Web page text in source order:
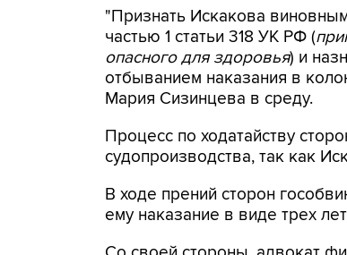
"Признать Искакова
частью 1 статьи 318 УК РФ (
опасного для здоровья) и
отбыванием наказания в
Мария Сизинцева в среду.
Процесс по ходатайству
судопроизводства, так как
В ходе прений сторон
ему наказание в виде трех